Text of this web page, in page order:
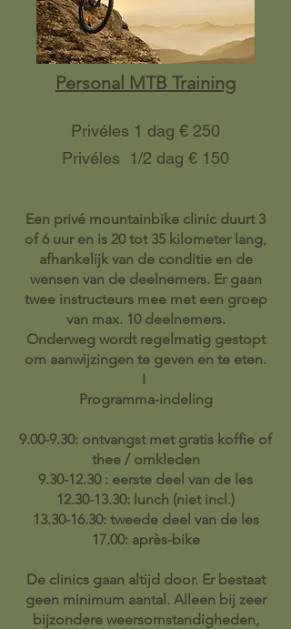
Personal MTB Training
Privéles 1 dag € 250
Privéles 1/2 dag € 150
Een privé mountainbike clinic duurt 3
of 6 uur en is 20 tot 35 kilometer lang,
afhankelijk van de conditie en de
wensen van de deelnemers. Er gaan
twee instructeurs mee met een groep
van max. 10 deelnemers.
Onderweg wordt regelmatig gestopt
om aanwijzingen te geven en te eten.
I
Programma-indeling
9.00-9.30: ontvangst met gratis koffie of
thee / omkleden
9.30-12.30 : eerste deel van de les
12.30-13.30: lunch (niet incl.)
13.30-16.30: tweede deel van de les
17.00: après-bike
De clinics gaan altijd door. Er bestaat
geen minimum aantal. Alleen bij zeer
bijzondere weersomstandigheden,